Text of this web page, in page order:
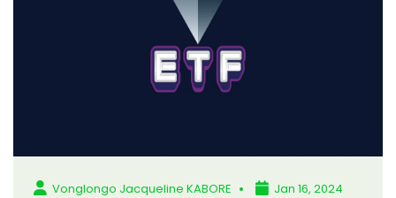
Vonglongo Jacqueline KABORE Jan 16, 2024